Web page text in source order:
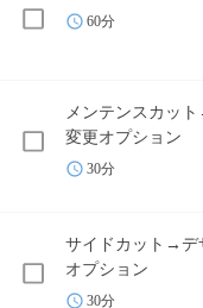
60分
メンテンスカッ
変更オプション
30分
サイドカット→デ
オプション
30分